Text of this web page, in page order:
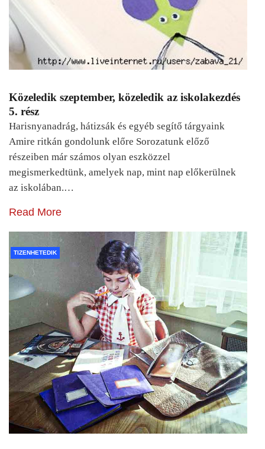
Közeledik szeptember, közeledik az iskolakezdés
5. rész
Harisnyanadrág, hátizsák és egyéb segítő tárgyaink
Amire ritkán gondolunk előre Sorozatunk előző
részeiben már számos olyan eszközzel
megismerkedtünk, amelyek nap, mint nap előkerülnek
az iskolában.…
Read More
TIZENHETEDIK